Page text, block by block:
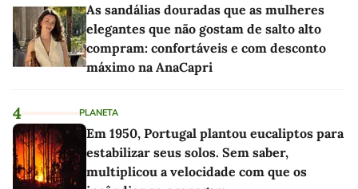
As sandálias douradas que as mulheres
elegantes que não gostam de salto alto
compram: confortáveis e com desconto
máximo na AnaCapri
4 PLANETA
Em 1950, Portugal plantou eucaliptos para
estabilizar seus solos. Sem saber,
multiplicou a velocidade com que os